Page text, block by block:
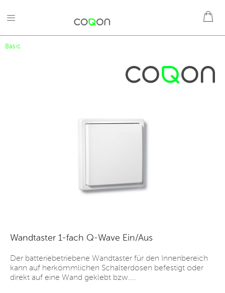
Basic
Wandtaster 1-fach Q-Wave Ein/Aus
Der batteriebetriebene Wandtaster für den Innenbereich
kann auf herkömmlichen Schalterdosen befestigt oder
direkt auf eine Wand geklebt bzw....